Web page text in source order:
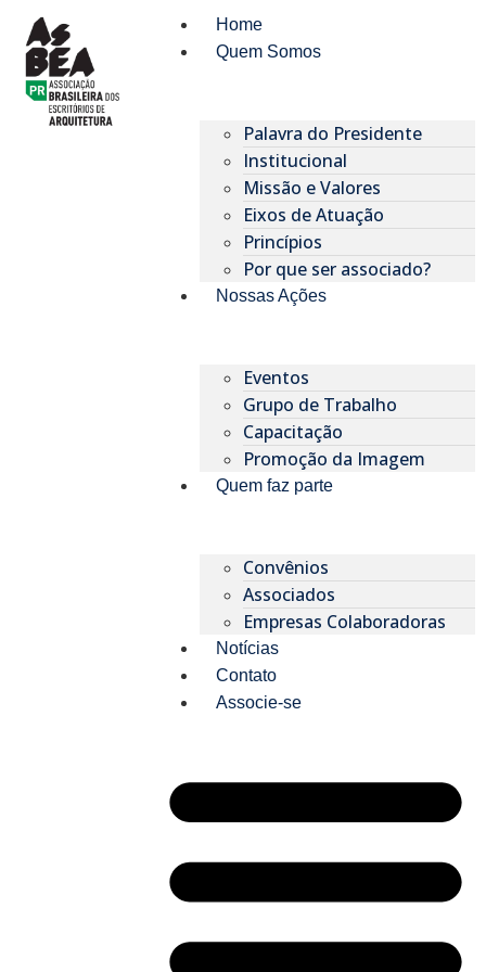
Home
Quem Somos
Palavra do Presidente
Institucional
Missão e Valores
Eixos de Atuação
Princípios
Por que ser associado?​
Nossas Ações
Eventos
Grupo de Trabalho
Capacitação
Promoção da Imagem
Quem faz parte
Convênios
Associados
Empresas Colaboradoras
Notícias
Contato
Associe-se